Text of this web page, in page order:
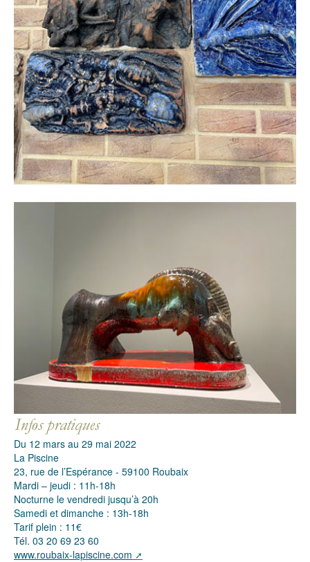
Du 12 mars au 29 mai 2022
La Piscine
23, rue de l’Espérance - 59100 Roubaix
Mardi – jeudi : 11h-18h
Nocturne le vendredi jusqu’à 20h
Samedi et dimanche : 13h-18h
Tarif plein : 11€
Tél. 03 20 69 23 60
www.roubaix-lapiscine.com